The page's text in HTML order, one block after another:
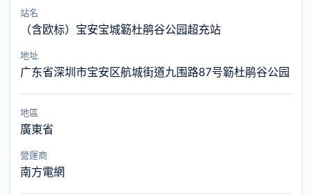
站名
（含欧标）宝安宝城簕杜鹃谷公园超充站
地址
广东省深圳市宝安区航城街道九围路87号簕杜鹃谷公园
地區
廣東省
營運商
南方電網